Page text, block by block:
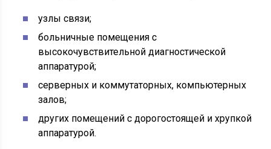
узлы связи;
больничные помещения с
высокочувствительной диагностической
аппаратурой;
серверных и коммутаторных, компьютерных
залов;
других помещений с дорогостоящей и хрупкой
аппаратурой.